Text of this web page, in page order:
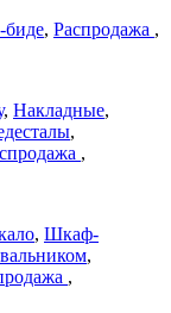
, Распродажа ,
, Накладные,
,
,
, Шкаф-
,
,